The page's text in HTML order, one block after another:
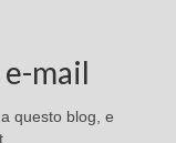
mail
questo blog, e